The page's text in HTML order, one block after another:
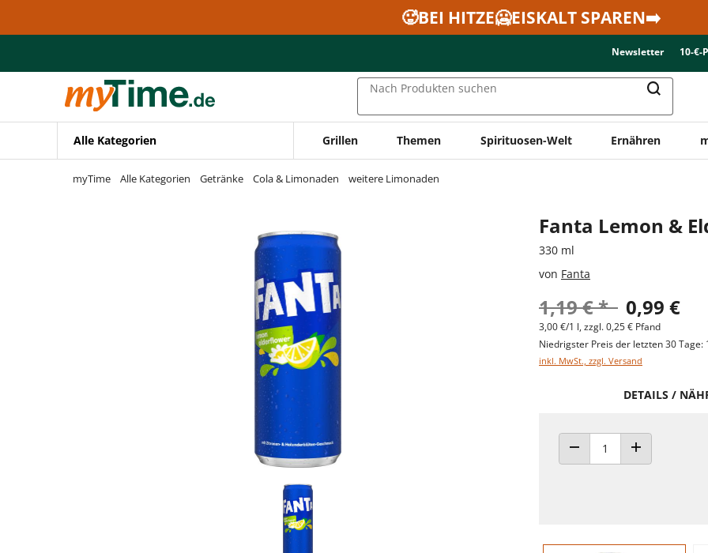
Zur Navigation springen
🥵BEI HITZE🥶EISKALT SPAREN➡️
Newsletter 10-€-
Nach Produkten suchen
Alle Kategorien Grillen Themen Spirituosen-Welt Ernähren
myTime Alle Kategorien Getränke Cola & Limonaden weitere Limonaden
Fanta Lemon &
330 ml
von Fanta
1,19 € * 0,99 €
3,00 €/1 l, zzgl. 0,25 € Pfand
Niedrigster Preis der letzten 30 Tage:
inkl. MwSt., zzgl. Versand
DETAILS /
ANZAHL VERRINGERN
ANZAHL